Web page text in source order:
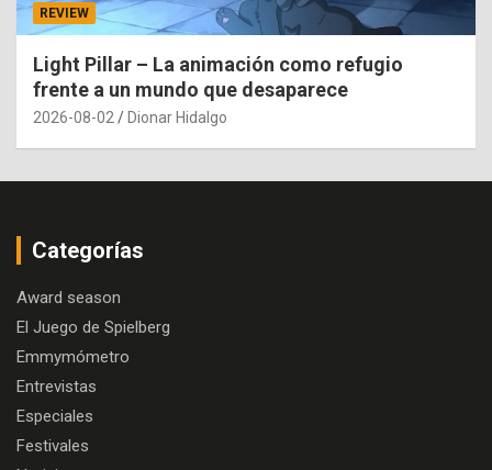
REVIEW
Light Pillar – La animación como refugio
frente a un mundo que desaparece
2026-08-02 Dionar Hidalgo
Categorías
Award season
El Juego de Spielberg
Emmymómetro
Entrevistas
Especiales
Festivales